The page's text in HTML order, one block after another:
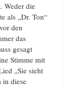
Weder die
als „Dr. Ton“
den
das
gesagt
Stimme mit
„Sie sieht
diese